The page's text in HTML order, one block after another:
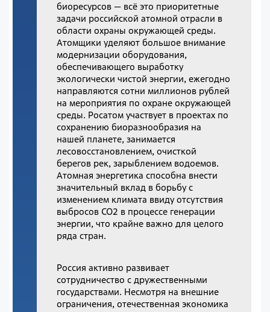
биоресурсов — всё это приоритетные
задачи российской атомной отрасли в
области охраны окружающей среды.
Атомщики уделяют большое внимание
модернизации оборудования,
обеспечивающего выработку
экологически чистой энергии, ежегодно
направляются сотни миллионов рублей
на мероприятия по охране окружающей
среды. Росатом участвует в проектах по
сохранению биоразнообразия на
нашей планете, занимается
лесовосстановлением, очисткой
берегов рек, зарыблением водоемов.
Атомная энергетика способна внести
значительный вклад в борьбу с
изменением климата ввиду отсутствия
выбросов СО2 в процессе генерации
энергии, что крайне важно для целого
ряда стран.
Россия активно развивает
сотрудничество с дружественными
государствами. Несмотря на внешние
ограничения, отечественная экономика